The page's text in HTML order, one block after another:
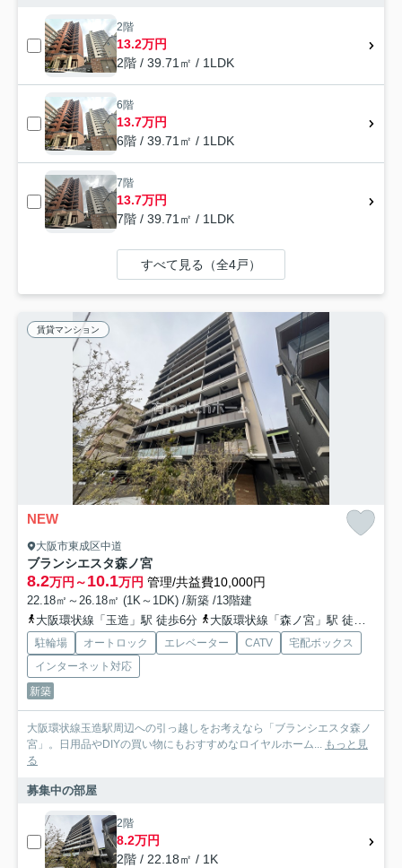
2階
13.2万円
2階 / 39.71㎡ / 1LDK
6階
13.7万円
6階 / 39.71㎡ / 1LDK
7階
13.7万円
7階 / 39.71㎡ / 1LDK
すべて見る（全4戸）
賃貸マンション
NEW
大阪市東成区中道
ブランシエスタ森ノ宮
8.2万円～10.1万円 管理/共益費10,000円
22.18㎡～26.18㎡ (1K～1DK) /新築 /13階建
大阪環状線「玉造」駅 徒歩6分
大阪環状線「森ノ宮」駅 徒歩8分
駐輪場 オートロック エレベーター CATV
宅配ボックス
インターネット対応
新築
大阪環状線玉造駅周辺への引っ越しをお考えなら「ブランシエスタ森ノ
宮」。日用品やDIYの買い物にもおすすめなロイヤルホーム... もっと見
る
募集中の部屋
2階
8.2万円
2階 / 22.18㎡ / 1K